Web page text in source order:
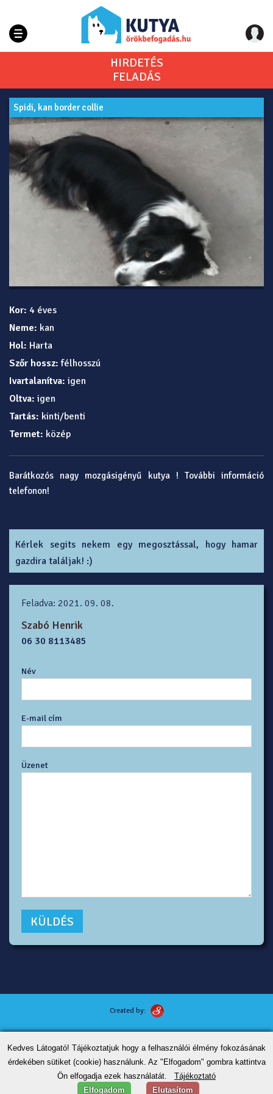
HIRDETÉS
FELADÁS
Spidi, kan border collie
Kor: 4 éves
Neme: kan
Hol: Harta
Szőr hossz: félhosszú
Ivartalanítva: igen
Oltva: igen
Tartás: kinti/benti
Termet: közép
Barátkozós nagy mozgásigényű kutya ! További információ
telefonon!
Kérlek segits nekem egy megosztással, hogy hamar
gazdira találjak! :)
Feladva: 2021. 09. 08.
Szabó Henrik
06 30 8113485
Név
E-mail cím
Üzenet
Created by:
ÁSZF
Adatvédelem
Kapcsolat
Kedves Látogató! Tájékoztatjuk hogy a felhasználói élmény fokozásának
érdekében sütiket (cookie) használunk. Az "Elfogadom" gombra kattintva
Ön elfogadja ezek használatát. Tájékoztató
Elfogadom
Elutasítom